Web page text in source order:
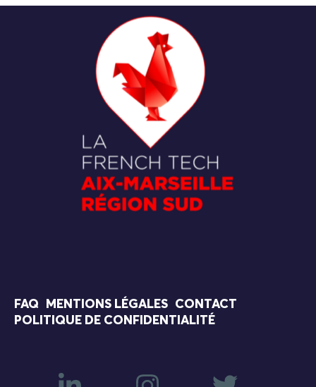
FAQ MENTIONS LÉGALES
CONTACT
POLITIQUE DE CONFIDENTIALITÉ